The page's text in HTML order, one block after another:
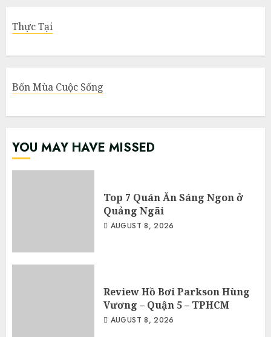
Thực Tại
Bốn Mùa Cuộc Sống
YOU MAY HAVE MISSED
Top 7 Quán Ăn Sáng Ngon ở
Quảng Ngãi
AUGUST 8, 2026
Review Hồ Bơi Parkson Hùng
Vương – Quận 5 – TPHCM
AUGUST 8, 2026